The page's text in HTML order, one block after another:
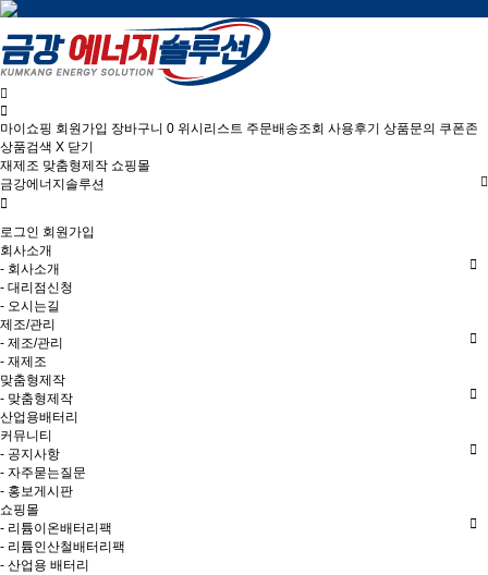
마이쇼핑 회원가입 장바구니 0 위시리스트 주문배송조회 사용후기 상품문의 쿠폰존
상품검색 X 닫기
재제조 맞춤형제작 쇼핑몰
금강에너지솔루션
로그인 회원가입
회사소개
- 회사소개
- 대리점신청
- 오시는길
제조/관리
- 제조/관리
- 재제조
맞춤형제작
- 맞춤형제작
산업용배터리
커뮤니티
- 공지사항
- 자주묻는질문
- 홍보게시판
쇼핑몰
- 리튬이온배터리팩
- 리튬인산철배터리팩
- 산업용 배터리